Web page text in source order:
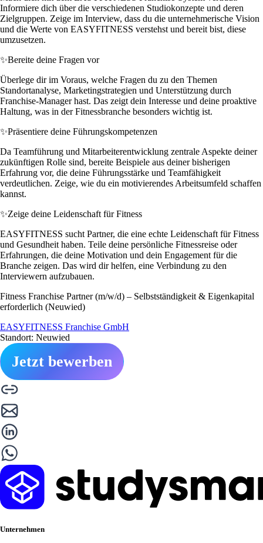
Informiere dich über die verschiedenen Studiokonzepte und deren
Zielgruppen. Zeige im Interview, dass du die unternehmerische Vision
und die Werte von EASYFITNESS verstehst und bereit bist, diese
umzusetzen.
✨Bereite deine Fragen vor
Überlege dir im Voraus, welche Fragen du zu den Themen
Standortanalyse, Marketingstrategien und Unterstützung durch
Franchise-Manager hast. Das zeigt dein Interesse und deine proaktive
Haltung, was in der Fitnessbranche besonders wichtig ist.
✨Präsentiere deine Führungskompetenzen
Da Teamführung und Mitarbeiterentwicklung zentrale Aspekte deiner
zukünftigen Rolle sind, bereite Beispiele aus deiner bisherigen
Erfahrung vor, die deine Führungsstärke und Teamfähigkeit
verdeutlichen. Zeige, wie du ein motivierendes Arbeitsumfeld schaffen
kannst.
✨Zeige deine Leidenschaft für Fitness
EASYFITNESS sucht Partner, die eine echte Leidenschaft für Fitness
und Gesundheit haben. Teile deine persönliche Fitnessreise oder
Erfahrungen, die deine Motivation und dein Engagement für die
Branche zeigen. Das wird dir helfen, eine Verbindung zu den
Interviewern aufzubauen.
Fitness Franchise Partner (m/w/d) – Selbstständigkeit & Eigenkapital
erforderlich (Neuwied)
EASYFITNESS Franchise GmbH
Standort: Neuwied
Jetzt bewerben
Unternehmen